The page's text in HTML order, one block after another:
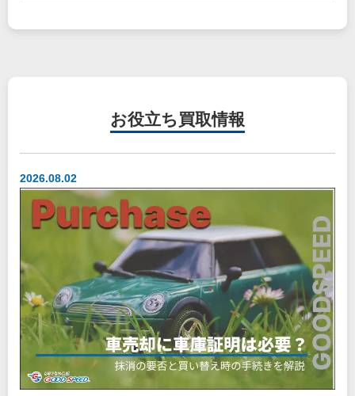
お役立ち 買取情報
2026.08.02